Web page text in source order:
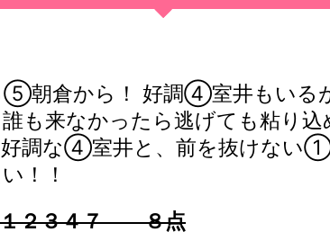
⑤朝倉から！ 好調④室井もいる
誰も来なかったら逃げても粘り
好調な④室井と、前を抜けない
！！
１２３４７ ８点